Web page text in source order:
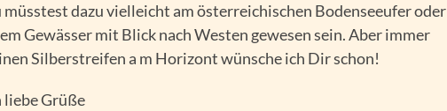
müsstest dazu vielleicht am österreichischen Bodenseeufer oder
Gewässer mit Blick nach Westen gewesen sein. Aber immer
Silberstreifen a m Horizont wünsche ich Dir schon!
liebe Grüße